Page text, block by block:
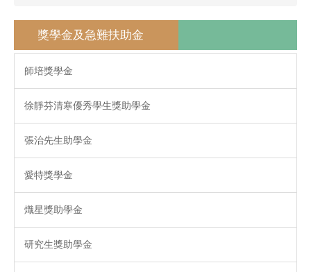
獎學金及急難扶助金
師培獎學金
徐靜芬清寒優秀學生獎助學金
張治先生助學金
愛特獎學金
熾星獎助學金
研究生獎助學金